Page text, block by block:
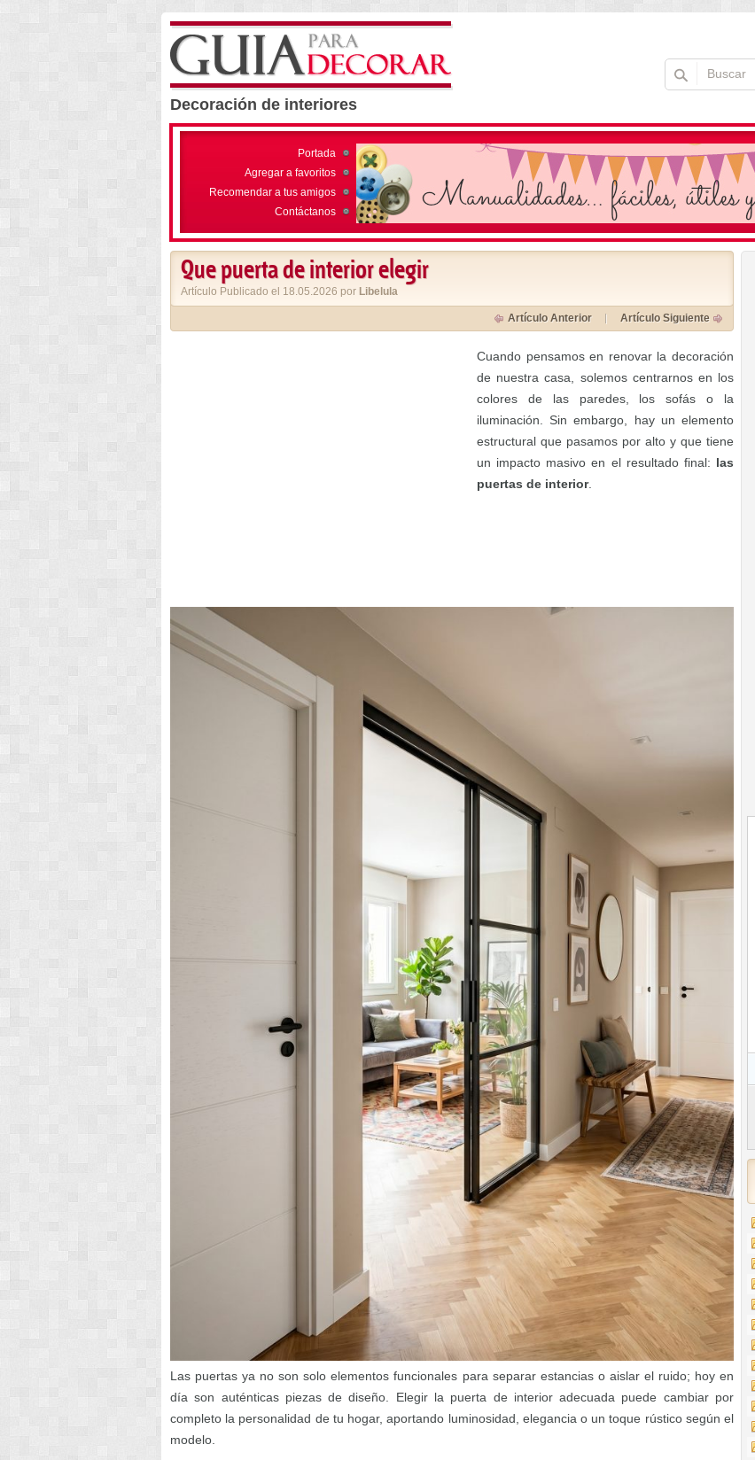
Decoración de interiores
Portada
Agregar a favoritos
Recomendar a tus amigos
Contáctanos
Que puerta de interior elegir
Artículo Publicado el 18.05.2026 por Libelula
Artículo Anterior Artículo Siguiente
Cuando pensamos en renovar la decoración
de nuestra casa, solemos centrarnos en los
colores de las paredes, los sofás o la
iluminación. Sin embargo, hay un elemento
estructural que pasamos por alto y que tiene
un impacto masivo en el resultado final: las
puertas de interior.
Las puertas ya no son solo elementos funcionales para separar estancias o aislar el ruido; hoy en
día son auténticas piezas de diseño. Elegir la puerta de interior adecuada puede cambiar por
completo la personalidad de tu hogar, aportando luminosidad, elegancia o un toque rústico según el
modelo.